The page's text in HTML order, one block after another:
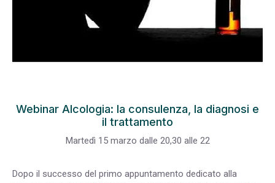
Webinar Alcologia: la consulenza, la diagnosi e
il trattamento
Martedì 15 marzo dalle 20,30 alle 22
Dopo il successo del primo appuntamento dedicato alla